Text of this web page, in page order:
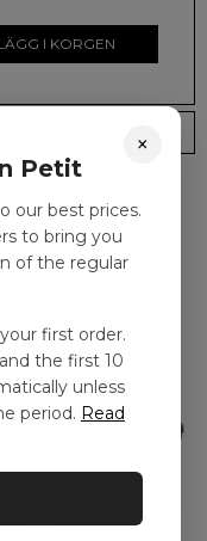
I KORGEN
×
Petit
our best prices.
to bring you
of the regular
first order.
the first 10
unless
period. Read